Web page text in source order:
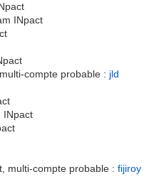
INpact
compte probable : jld
INpact
multi-compte probable :fijiroy